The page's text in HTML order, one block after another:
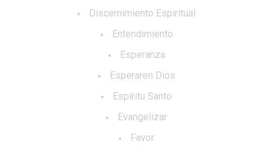
Discernimiento Espiritual
Entendimiento
Esperanza
Esperaren Dios
Espíritu Santo
Evangelizar
Favor